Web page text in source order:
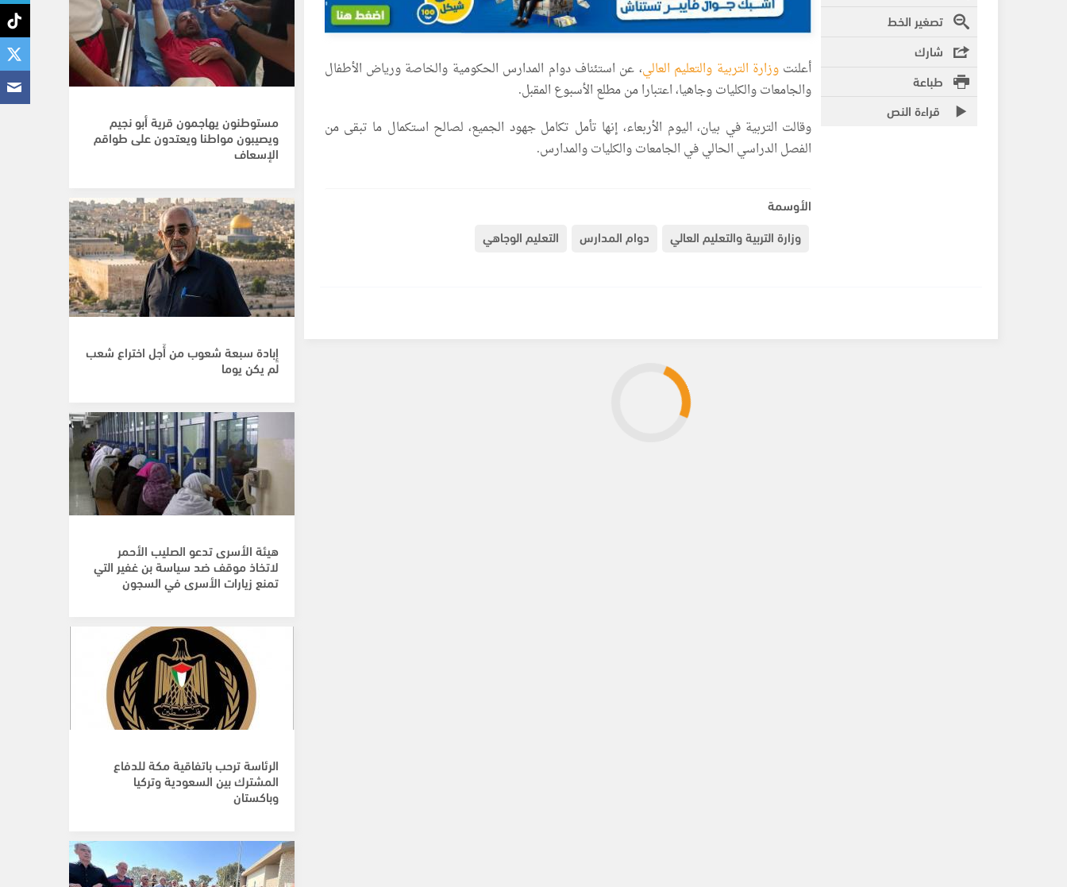
تصغير الخط
شارك
طباعة
قراءة النص
أعلنتوزارة التربية والتعليم العالي، عن استئناف دوام المدارس الحكومية والخاصة ورياض الأطفال
والجامعات والكليات وجاهيا، اعتبارا من مطلع الأسبوع المقبل.
وقالت التربية في بيان، اليوم الأربعاء، إنها تأمل تكامل جهود الجميع، لصالح استكمال ما تبقى من
الفصل الدراسي الحالي في الجامعات والكليات والمدارس.
الأوسمة
وزارة التربية والتعليم العالي
دوام المدارس التعليم الوجاهي
مستوطنون يهاجمون قرية أبو نجيم
ويصيبون مواطنا ويعتدون على طواقم
الإسعاف
إِبادة سبعة شعوب من أَجل اختراع شعب
لم يكن يوما
هيئة الأسرى تدعو الصليب الأحمر
لاتخاذ موقف ضد سياسة بن غفير التي
تمنع زيارات الأسرى في السجون
الرئاسة ترحب باتفاقية مكة للدفاع
المشترك بين السعودية وتركيا
وباكستان